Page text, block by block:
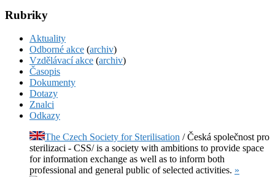
Rubriky
Aktuality
Odborné akce (archiv)
Vzdělávací akce (archiv)
Časopis
Dokumenty
Dotazy
Znalci
Odkazy
The Czech Society for Sterilisation / Česká společnost pro
sterilizaci - CSS/ is a society with ambitions to provide space
for information exchange as well as to inform both
professional and general public of selected activities. »